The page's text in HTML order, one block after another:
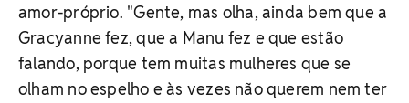
amor-próprio. "Gente, mas olha, ainda bem que a
Gracyanne fez, que a Manu fez e que estão
falando, porque tem muitas mulheres que se
olham no espelho e às vezes não querem nem ter